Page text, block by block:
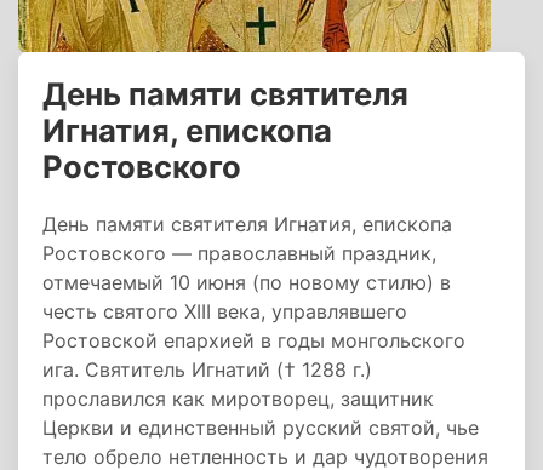
День памяти святителя
Игнатия, епископа
Ростовского
День памяти святителя Игнатия, епископа
Ростовского — православный праздник,
отмечаемый 10 июня (по новому стилю) в
честь святого XIII века, управлявшего
Ростовской епархией в годы монгольского
ига. Святитель Игнатий († 1288 г.)
прославился как миротворец, защитник
Церкви и единственный русский святой, чье
тело обрело нетленность и дар чудотворения